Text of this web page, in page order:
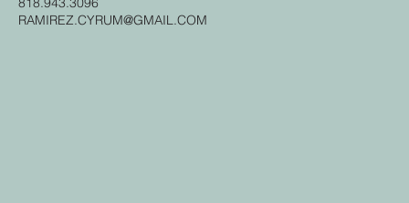
RAMIREZ.CYRUM@GMAIL.COM